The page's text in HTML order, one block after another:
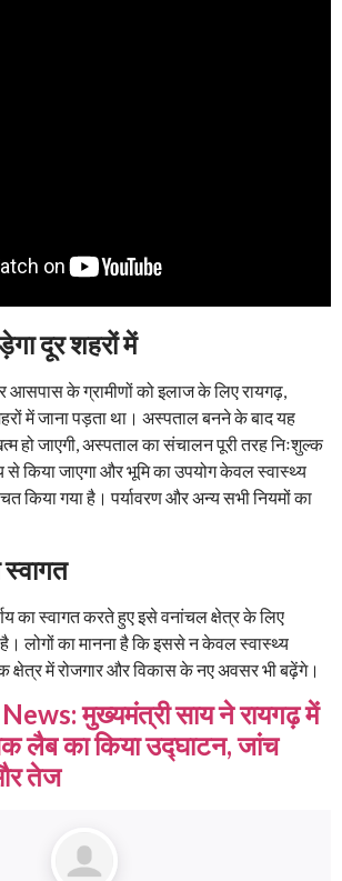
दूर शहरों में
के ग्रामीणों को इलाज के लिए रायगढ़,
में जाना पड़ता था। अस्पताल बनने के बाद यह
हो जाएगी, अस्पताल का संचालन पूरी तरह निःशुल्क
से किया जाएगा और भूमि का उपयोग केवल स्वास्थ्य
किया गया है। पर्यावरण और अन्य सभी नियमों का
स्वागत
का स्वागत करते हुए इसे वनांचल क्षेत्र के लिए
लोगों का मानना है कि इससे न केवल स्वास्थ्य
क्षेत्र में रोजगार और विकास के नए अवसर भी बढ़ेंगे।
मुख्यमंत्री साय ने रायगढ़ में
लैब का किया उद्घाटन, जांच
तेज